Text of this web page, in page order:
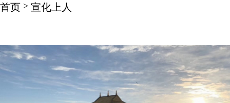
首页 > 宣化上人